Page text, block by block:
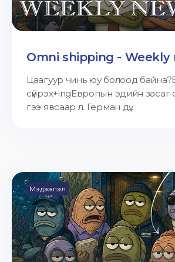
Omni shipping - Weekly
Цаагуур чинь юу болоод
сүйрэх+ingЕвропын эдийн засаг
гээ явсаар л. Герман дү...
Мэдээлэл